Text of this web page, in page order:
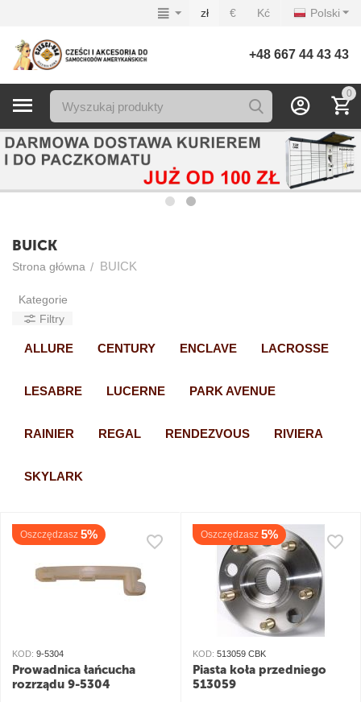
Polski
zł € Kć
+48 667 44 43 43
0
BUICK
Strona główna / BUICK
Kategorie
Filtry
ALLURE CENTURY ENCLAVE LACROSSE
LESABRE LUCERNE PARK AVENUE
RAINIER REGAL RENDEZVOUS RIVIERA
SKYLARK
Oszczędzasz 5%
KOD: 9-5304
Prowadnica łańcucha
rozrządu 9-5304
Oszczędzasz 5%
KOD: 513059 CBK
Piasta koła przedniego
513059